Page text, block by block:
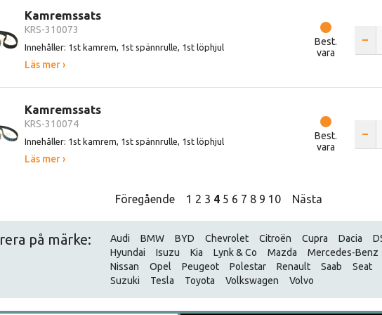
Kamremssats
KRS-310073
Innehåller: 1st kamrem, 1st spännrulle, 1st löphjul
Läs mer ›
Best.
vara
Kamremssats
KRS-310074
Innehåller: 1st kamrem, 1st spännrulle, 1st löphjul
Läs mer ›
Best.
vara
Föregående 1 2 3 4 5 6 7 8 9 10 Nästa
på märke: Audi BMW BYD Chevrolet Citroën Cupra Dacia
Hyundai
Isuzu Kia Lynk & Co Mazda Mercedes-Benz
Nissan
Opel Peugeot Polestar Renault Saab Seat
Suzuki
Tesla Toyota Volkswagen Volvo